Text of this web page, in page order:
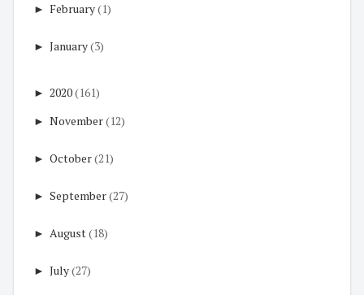
► February(1)
► January(3)
► 2020(161)
► November(12)
► October(21)
► September(27)
► August(18)
► July(27)